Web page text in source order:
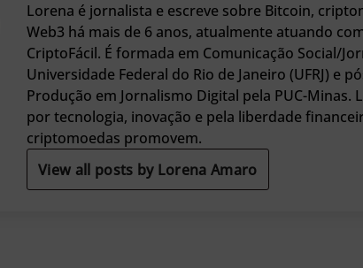
Lorena é jornalista e escreve sobre Bitcoin,
Web3 há mais de 6 anos, atualmente atuando
CriptoFácil. É formada em Comunicação Social/
Universidade Federal do Rio de Janeiro (UFRJ) e
Produção em Jornalismo Digital pela PUC-Minas.
por tecnologia, inovação e pela liberdade
criptomoedas promovem.
View all posts by Lorena Amaro